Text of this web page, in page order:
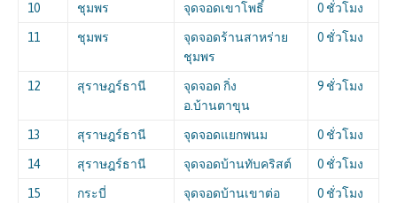
10 ชุมพร จุดจอดเขาโพธิ์ 0 ชั่วโมง
11 ชุมพร
จุดจอดร้านสาหร่าย
ชุมพร
0 ชั่วโมง
12 สุราษฎร์ธานี
จุดจอด กิ่ง
อ.บ้านตาขุน
9 ชั่วโมง
13 สุราษฎร์ธานี จุดจอดแยกพนม 0 ชั่วโมง
14 สุราษฎร์ธานี จุดจอดบ้านทับคริสต์ 0 ชั่วโมง
15 กระบี่ จุดจอดบ้านเขาต่อ 0 ชั่วโมง